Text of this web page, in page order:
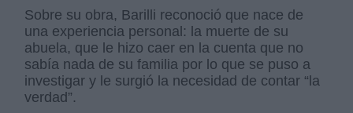
Sobre su obra, Barilli reconoció que nace de
una experiencia personal: la muerte de su
abuela, que le hizo caer en la cuenta que no
sabía nada de su familia por lo que se puso a
investigar y le surgió la necesidad de contar “la
verdad”.